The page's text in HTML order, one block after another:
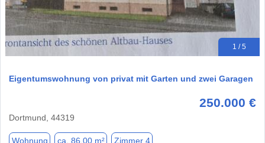
1 / 5
Eigentumswohnung von privat mit Garten und zwei Garagen
250.000 €
Dortmund, 44319
Wohnung ca. 86,00 m² Zimmer 4